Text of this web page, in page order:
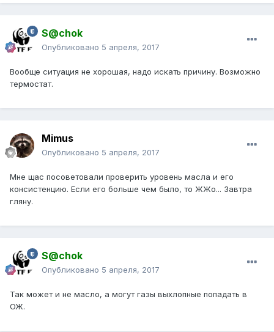
S@chok
Опубликовано 5 апреля, 2017
Вообще ситуация не хорошая, надо искать причину. Возможно
термостат.
Mimus
Опубликовано 5 апреля, 2017
Мне щас посоветовали проверить уровень масла и его
консистенцию. Если его больше чем было, то ЖЖо... Завтра
гляну.
S@chok
Опубликовано 5 апреля, 2017
Так может и не масло, а могут газы выхлопные попадать в
ОЖ.